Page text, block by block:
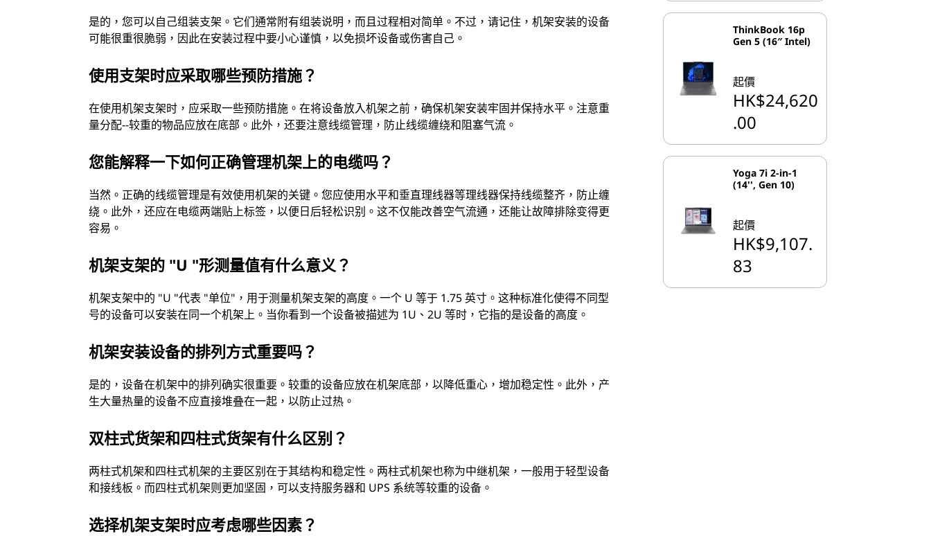
是的，您可以自己组装支架。它们通常附有组装说明，而且过程相对简单。不过，请记住，机架安装的设备
可能很重很脆弱，因此在安装过程中要小心谨慎，以免损坏设备或伤害自己。
使用支架时应采取哪些预防措施？
在使用机架支架时，应采取一些预防措施。在将设备放入机架之前，确保机架安装牢固并保持水平。注意重
量分配--较重的物品应放在底部。此外，还要注意线缆管理，防止线缆缠绕和阻塞气流。
您能解释一下如何正确管理机架上的电缆吗？
当然。正确的线缆管理是有效使用机架的关键。您应使用水平和垂直理线器等理线器保持线缆整齐，防止缠
绕。此外，还应在电缆两端贴上标签，以便日后轻松识别。这不仅能改善空气流通，还能让故障排除变得更
容易。
机架支架的 "U "形测量值有什么意义？
机架支架中的 "U "代表 "单位"，用于测量机架支架的高度。一个 U 等于 1.75 英寸。这种标准化使得不同型
号的设备可以安装在同一个机架上。当你看到一个设备被描述为 1U、2U 等时，它指的是设备的高度。
机架安装设备的排列方式重要吗？
是的，设备在机架中的排列确实很重要。较重的设备应放在机架底部，以降低重心，增加稳定性。此外，产
生大量热量的设备不应直接堆叠在一起，以防止过热。
双柱式货架和四柱式货架有什么区别？
两柱式机架和四柱式机架的主要区别在于其结构和稳定性。两柱式机架也称为中继机架，一般用于轻型设备
和接线板。而四柱式机架则更加坚固，可以支持服务器和 UPS 系统等较重的设备。
选择机架支架时应考虑哪些因素？
ThinkBook 16p
Gen 5 (16″ Intel)
起價
HK$24,620
.00
Yoga 7i 2-in-1
(14'', Gen 10)
起價
HK$9,107.
83